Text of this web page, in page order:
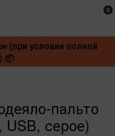
0
(при условии полной
📦
пальто
серое)